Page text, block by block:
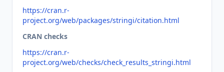
https://cran.r-
project.org/web/packages/stringi/citation.html
CRAN checks
https://cran.r-
project.org/web/checks/check_results_stringi.html